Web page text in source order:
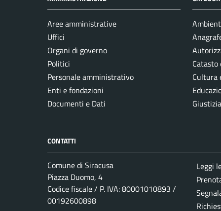
Aree amministrative
Uffici
Organi di governo
Politici
Personale amministrativo
Enti e fondazioni
Documenti e Dati
Cultura
CONTATTI
Comune di Siracusa
Piazza Duomo, 4
Codice fiscale / P. IVA: 80001010893 /
00192600898
Leggi